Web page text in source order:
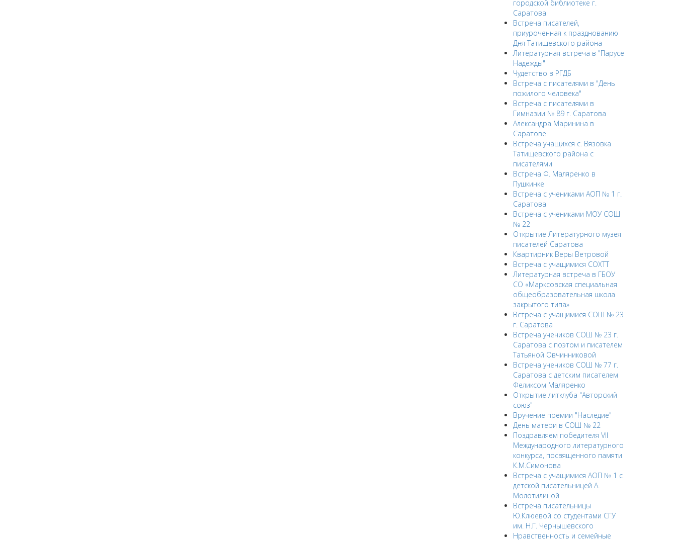
городской библиотеке г.
Саратова
Встреча писателей,
приуроченная к празднованию
Дня Татищевского района
Литературная встреча в "Парусе
Надежды"
Чудетство в РГДБ
Встреча с писателями в "День
пожилого человека"
Встреча с писателями в
Гимназии № 89 г. Саратова
Александра Маринина в
Саратове
Встреча учащихся с. Вязовка
Татищевского района с
писателями
Встреча Ф. Маляренко в
Пушкинке
Встреча с учениками АОП № 1 г.
Саратова
Встреча с учениками МОУ СОШ
№ 22
Открытие Литературного музея
писателей Саратова
Квартирник Веры Ветровой
Встреча с учащимися СОХТТ
Литературная встреча в ГБОУ
СО «Марксовская специальная
общеобразовательная школа
закрытого типа»
Встреча с учащимися СОШ № 23
г. Саратова
Встреча учеников СОШ № 23 г.
Саратова с поэтом и писателем
Татьяной Овчинниковой
Встреча учеников СОШ № 77 г.
Саратова с детским писателем
Феликсом Маляренко
Открытие литклуба "Авторский
союз"
Вручение премии "Наследие"
День матери в СОШ № 22
Поздравляем победителя VII
Международного литературного
конкурса, посвященного памяти
К.М.Симонова
Встреча с учащимися АОП № 1 с
детской писательницей А.
Молотилиной
Встреча писательницы
Ю.Клюевой со студентами СГУ
им. Н.Г. Чернышевского
Нравственность и семейные